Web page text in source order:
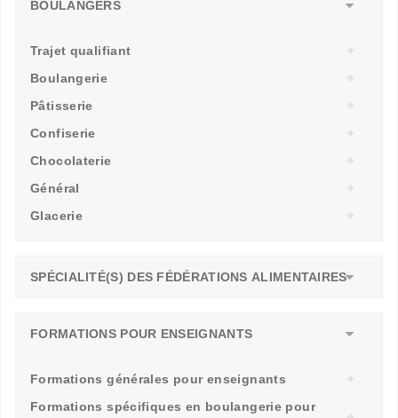
BOULANGERS
Trajet qualifiant
Boulangerie
Pâtisserie
Confiserie
Chocolaterie
Général
Glacerie
SPÉCIALITÉ(S) DES FÉDÉRATIONS ALIMENTAIRES
FORMATIONS POUR ENSEIGNANTS
Formations générales pour enseignants
Formations spécifiques en boulangerie pour